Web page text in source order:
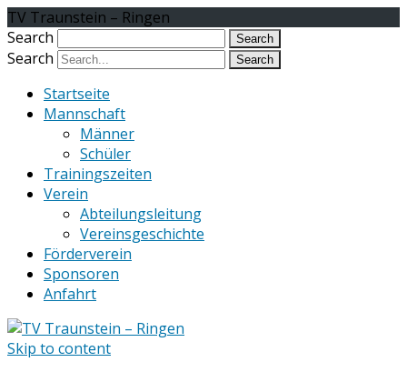
TV Traunstein – Ringen
Search
Search
Startseite
Mannschaft
Männer
Schüler
Trainingszeiten
Verein
Abteilungsleitung
Vereinsgeschichte
Förderverein
Sponsoren
Anfahrt
Skip to content